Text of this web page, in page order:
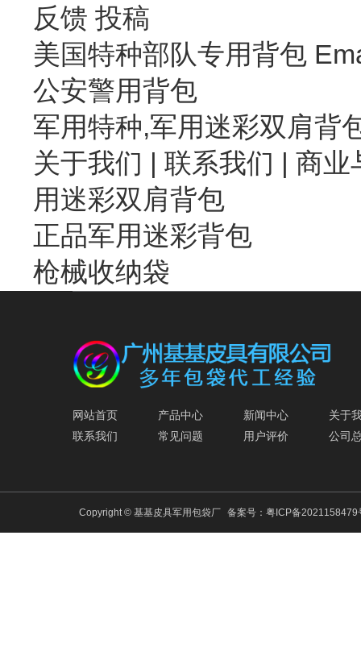
反馈 投稿
美国特种部队专用背包
公安警用背包
军用特种,军用迷彩双肩背
关于我们 | 联系我们 | 商业
用迷彩双肩背包
正品军用迷彩背包
枪械收纳袋
网站首页 产品中心 新闻中心
关于
联系我们
常见问题 用户评价 公司
Copyright © 基基皮具军用包袋厂 备案号： 粤ICP备2021158479